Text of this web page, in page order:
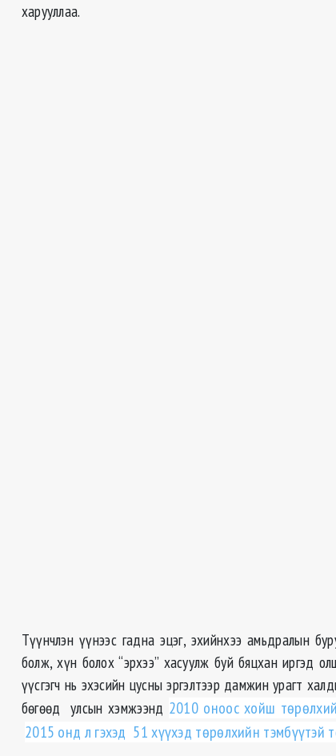
харууллаа.
Түүнчлэн үүнээс гадна эцэг, эхийнхээ амьдралын
болж, хүн болох “эрхээ” хасуулж буй бяцхан иргэд
үүсгэгч нь эхэсийн цусны эргэлтээр дамжин урагт
бөгөөд улсын хэмжээнд 2010 оноос хойш
2015 онд л гэхэд 51 хүүхэд төрөлхийн тэмбүүтэй